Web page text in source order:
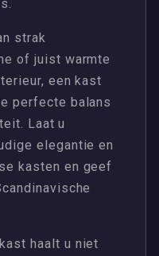
strak
of juist warmte
een kast
perfecte balans
Laat u
elegantie en
kasten en geef
haalt u niet